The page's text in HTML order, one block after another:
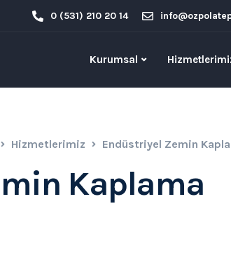
0 (531) 210 20 14
Kurumsal
Hizmetlerimiz Endüstriyel Zemin
Kaplama